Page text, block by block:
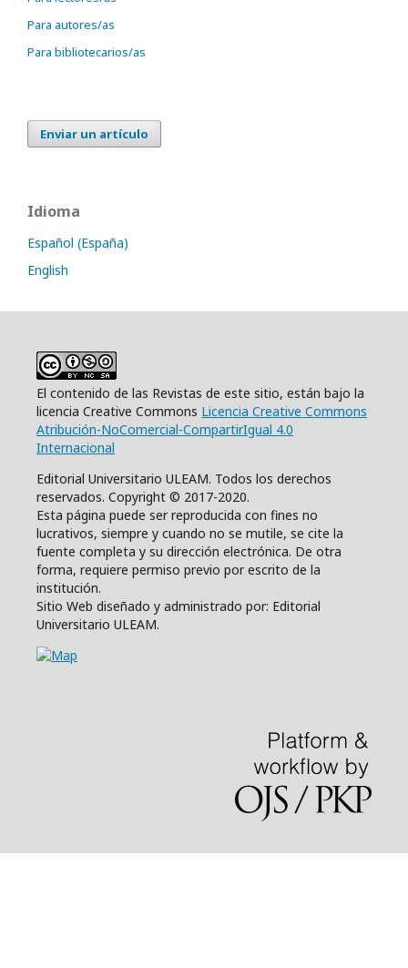
Para autores/as
Para bibliotecarios/as
Enviar un artículo
Idioma
Español (España)
English
El contenido de las Revistas de este sitio, están bajo la
licencia Creative Commons Licencia Creative Commons
Atribución-NoComercial-CompartirIgual 4.0
Internacional
Editorial Universitario ULEAM. Todos los derechos
reservados. Copyright © 2017-2020.
Esta página puede ser reproducida con fines no
lucrativos, siempre y cuando no se mutile, se cite la
fuente completa y su dirección electrónica. De otra
forma, requiere permiso previo por escrito de la
institución.
Sitio Web diseñado y administrado por: Editorial
Universitario ULEAM.